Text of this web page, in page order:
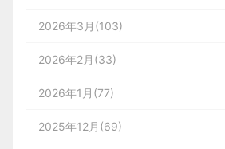
2026年3月(103)
2026年2月(33)
2026年1月(77)
2025年12月(69)